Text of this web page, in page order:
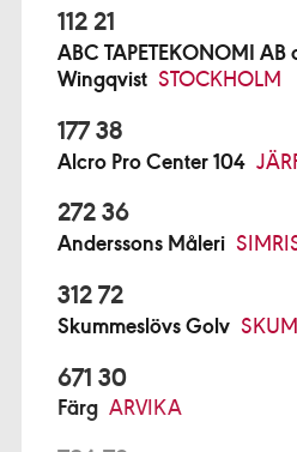
112 21
ABC TAPETEKONOMI
Wingqvist STOCKHOLM
177 38
Alcro Pro Center 104
272 36
Anderssons Måleri
312 72
Skummeslövs Golv
671 30
Färg ARVIKA